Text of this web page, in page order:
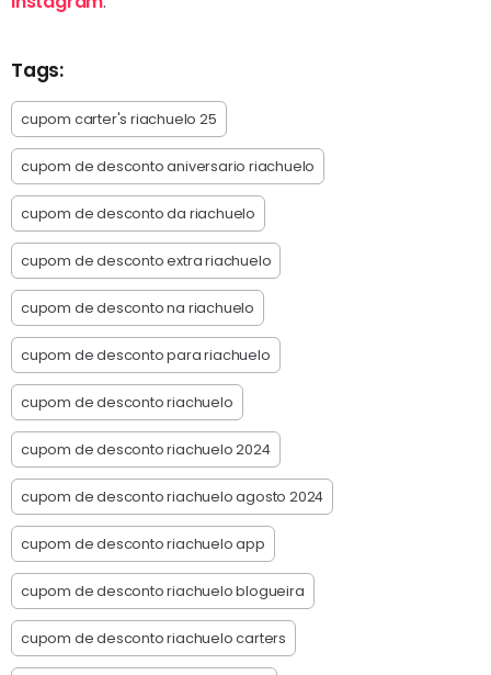
Tags:
cupom carter's riachuelo 25
cupom de desconto aniversario riachuelo
cupom de desconto da riachuelo
cupom de desconto extra riachuelo
cupom de desconto na riachuelo
cupom de desconto para riachuelo
cupom de desconto riachuelo
cupom de desconto riachuelo 2024
cupom de desconto riachuelo agosto 2024
cupom de desconto riachuelo app
cupom de desconto riachuelo blogueira
cupom de desconto riachuelo carters